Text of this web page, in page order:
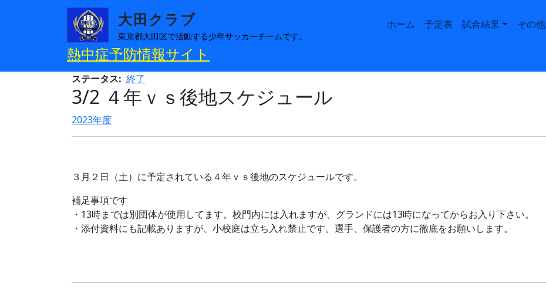
メインコンテンツに移動
大田クラブ
東京都大田区で活動する少年サッカーチームです。
熱中症予防情報サイト
Main navigation
ホーム 予定表 試合結果 その他
ステータス 終了
3/2 ４年ｖｓ後地スケジュール
2023年度
３月２日（土）に予定されている４年ｖｓ後地のスケジュールです。
補足事項です
・13時までは別団体が使用してます。校門内には入れますが、グランドには13時になってからお入り下さい。
・添付資料にも記載ありますが、小校庭は立ち入れ禁止です。選手、保護者の方に徹底をお願いします。